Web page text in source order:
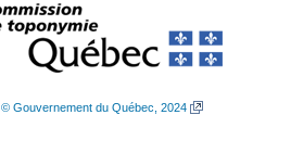
© Gouvernement du Québec, 2024